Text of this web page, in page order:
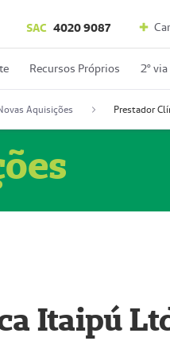
SAC 4020 9087
Recursos Próprios 2º
Aquisições Prestador
Itaipú